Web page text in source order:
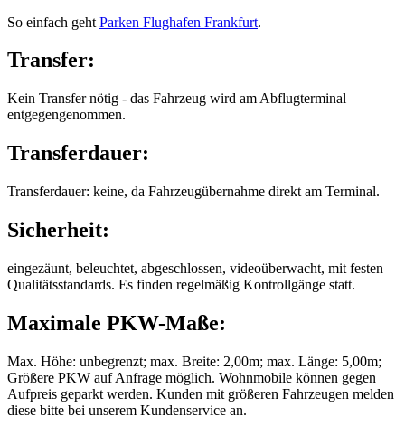
So einfach geht Parken Flughafen Frankfurt.
Transfer:
Kein Transfer nötig - das Fahrzeug wird am Abflugterminal
entgegengenommen.
Transferdauer:
Transferdauer: keine, da Fahrzeugübernahme direkt am Terminal.
Sicherheit:
eingezäunt, beleuchtet, abgeschlossen, videoüberwacht, mit festen
Qualitätsstandards. Es finden regelmäßig Kontrollgänge statt.
Maximale PKW-Maße:
Max. Höhe: unbegrenzt; max. Breite: 2,00m; max. Länge: 5,00m;
Größere PKW auf Anfrage möglich. Wohnmobile können gegen
Aufpreis geparkt werden. Kunden mit größeren Fahrzeugen melden
diese bitte bei unserem Kundenservice an.